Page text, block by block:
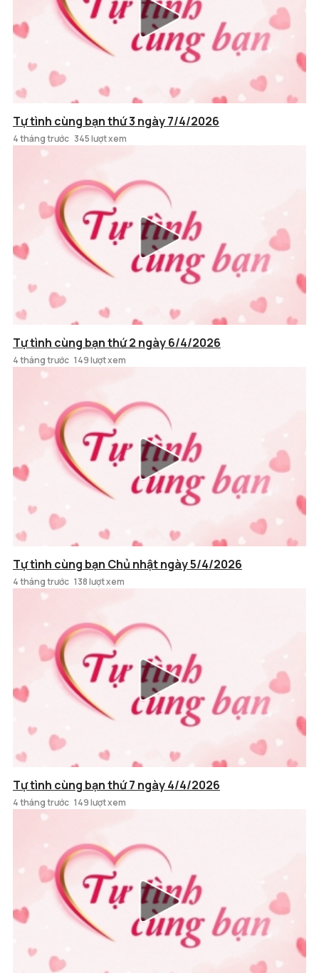
Tự tình cùng bạn thứ 3 ngày 7/4/2026
4 tháng trước 345 lượt xem
Tự tình cùng bạn thứ 2 ngày 6/4/2026
4 tháng trước 149 lượt xem
Tự tình cùng bạn Chủ nhật ngày 5/4/2026
4 tháng trước 138 lượt xem
Tự tình cùng bạn thứ 7 ngày 4/4/2026
4 tháng trước 149 lượt xem